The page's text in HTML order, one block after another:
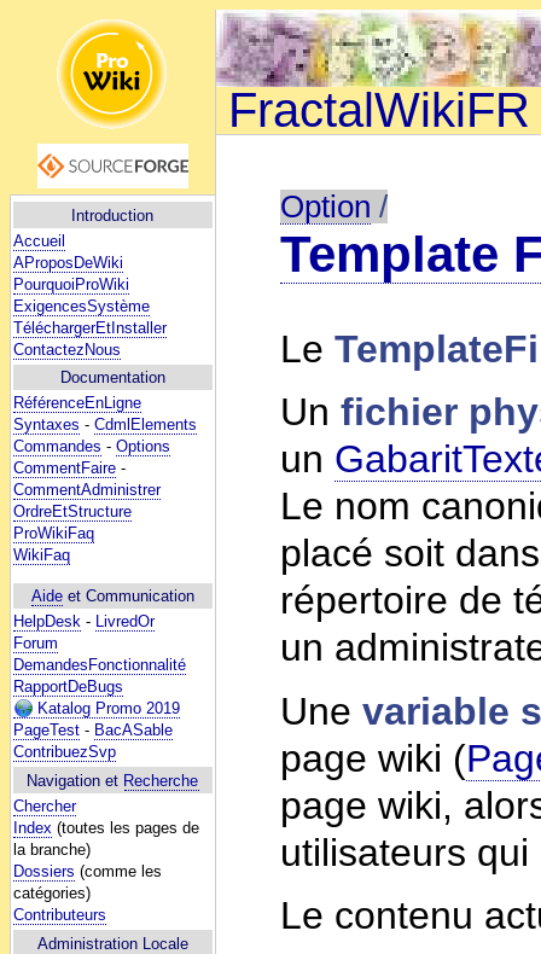
Introduction
Accueil
AProposDeWiki
PourquoiProWiki
ExigencesSystème
TéléchargerEtInstaller
ContactezNous
Documentation
RéférenceEnLigne
Syntaxes - CdmlElements
Commandes - Options
CommentFaire -
CommentAdministrer
OrdreEtStructure
ProWikiFaq
WikiFaq
Aide et Communication
HelpDesk - LivredOr
Forum
DemandesFonctionnalité
RapportDeBugs
Katalog Promo 2019
PageTest - BacASable
ContribuezSvp
Navigation et Recherche
Chercher
Index (toutes les pages de
la branche)
Dossiers (comme les
catégories)
Contributeurs
Administration Locale
Option /
Template
Le
Unfichier
un
Le nom
placé soit
répertoire de
un
Unevariable
page wiki (
page wiki,
utilisateurs
Le contenu